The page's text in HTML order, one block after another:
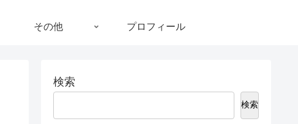
その他 プロフィール
検索
検索